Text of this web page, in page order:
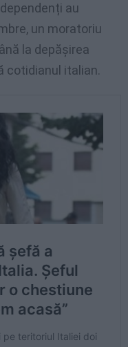
au
un moratoriu
la depășirea
cotidianul italian.